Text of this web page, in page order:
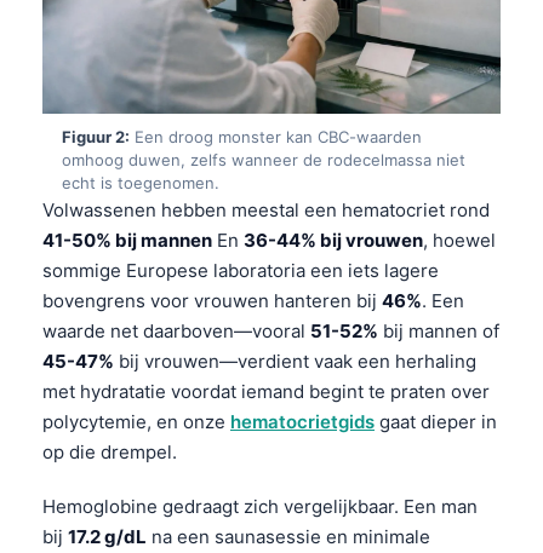
Figuur 2: Een droog monster kan CBC-waarden
omhoog duwen, zelfs wanneer de rodecelmassa niet
echt is toegenomen.
Volwassenen hebben meestal een hematocriet rond
41-50% bij mannen En 36-44% bij vrouwen, hoewel
sommige Europese laboratoria een iets lagere
bovengrens voor vrouwen hanteren bij 46%. Een
waarde net daarboven—vooral 51-52% bij mannen of
45-47% bij vrouwen—verdient vaak een herhaling
met hydratatie voordat iemand begint te praten over
polycytemie, en onze hematocrietgids gaat dieper in
op die drempel.
Hemoglobine gedraagt zich vergelijkbaar. Een man
bij 17.2 g/dL na een saunasessie en minimale